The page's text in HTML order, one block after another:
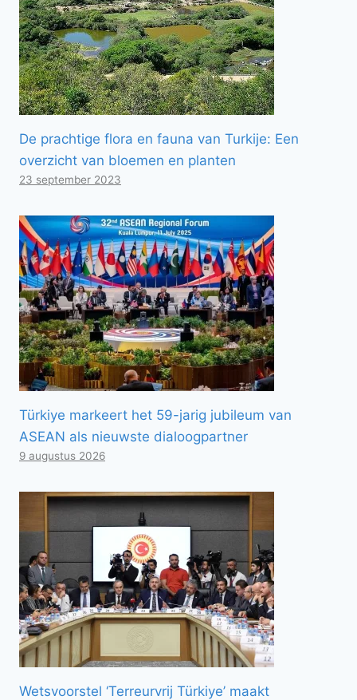
De prachtige flora en fauna van Turkije: Een
overzicht van bloemen en planten
23 september 2023
Türkiye markeert het 59-jarig jubileum van
ASEAN als nieuwste dialoogpartner
9 augustus 2026
Wetsvoorstel ‘Terreurvrij Türkiye’ maakt